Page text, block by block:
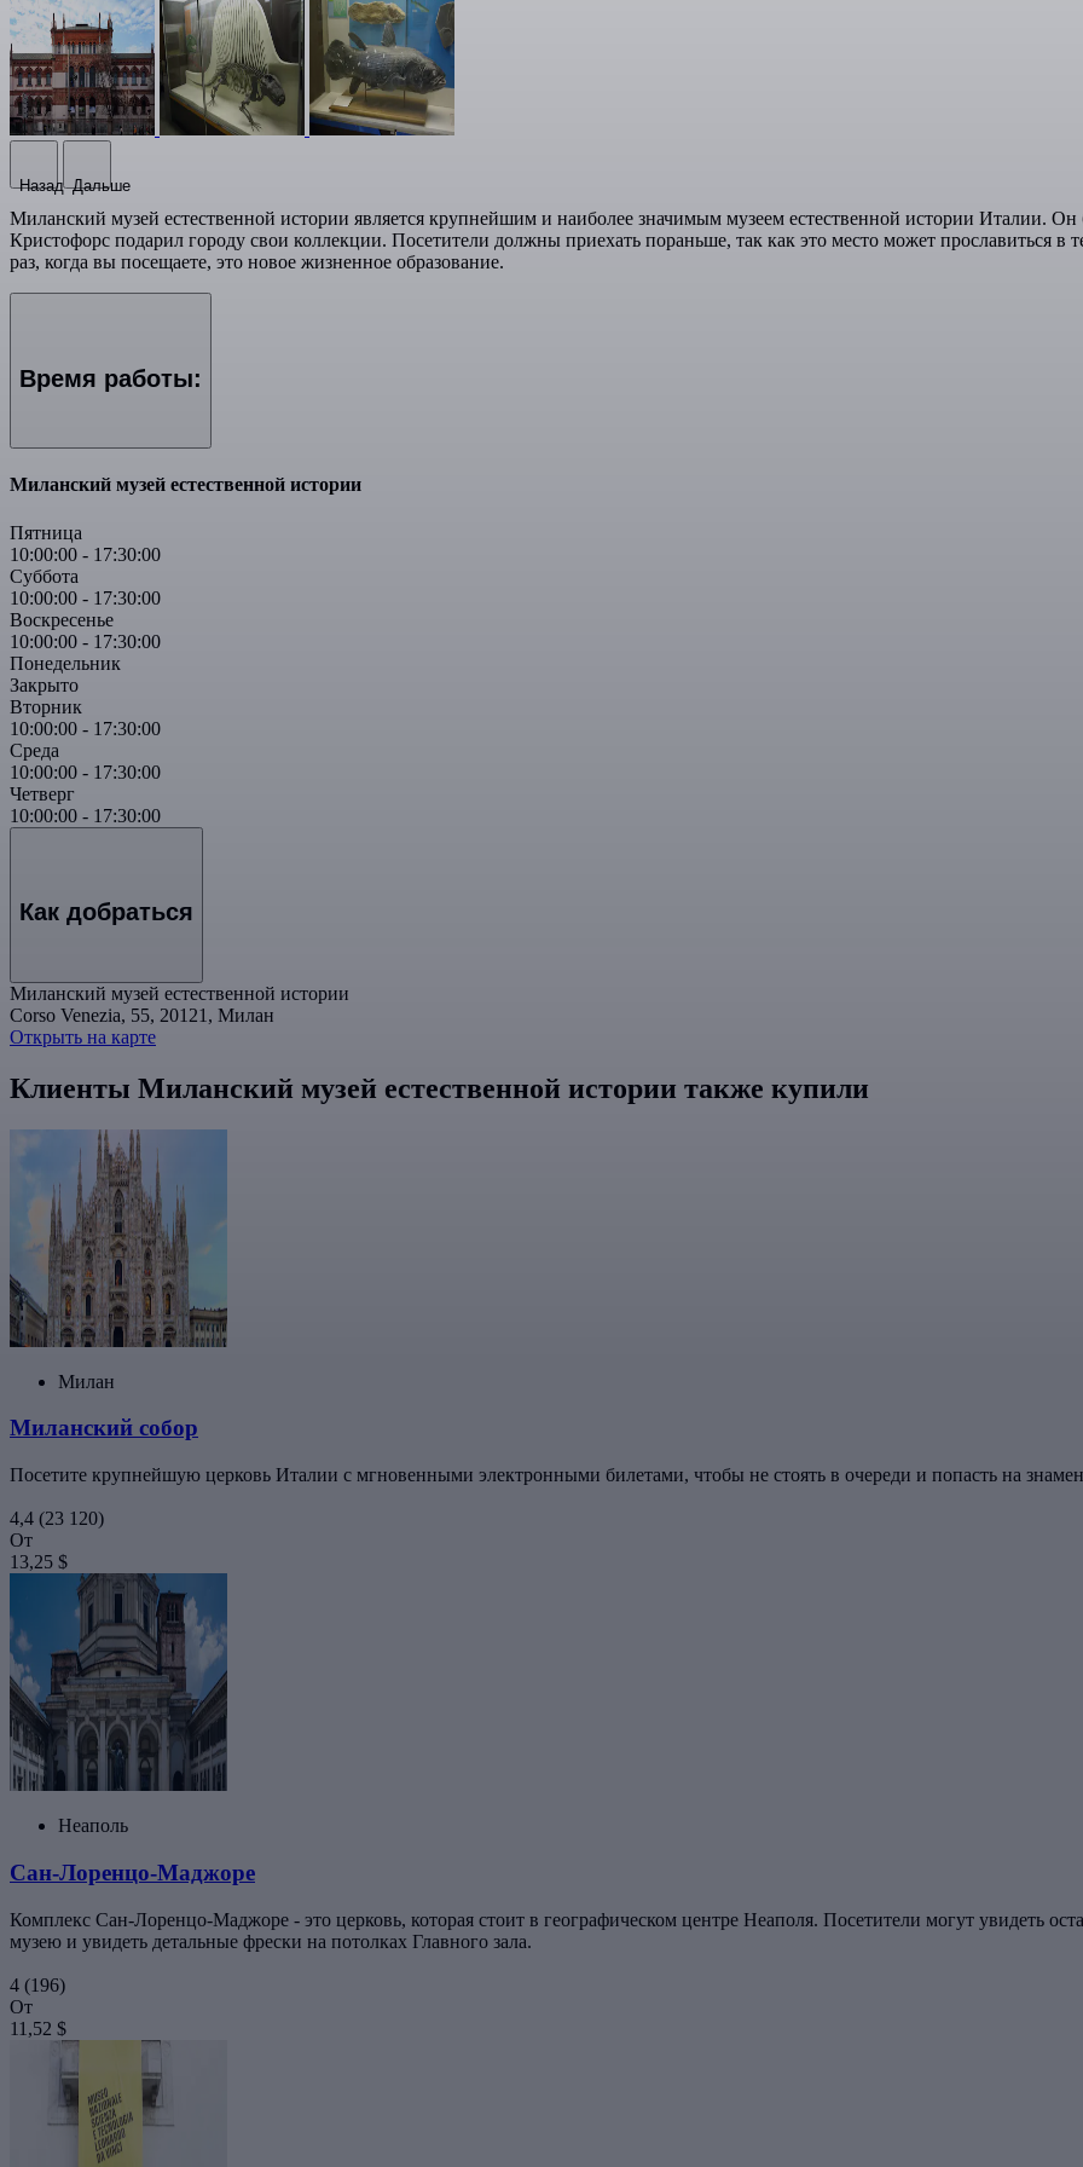
Назад Дальше
Миланский музей естественной истории является крупнейшим и наиболее значимым музеем естественной истории Италии. Он
Кристофорс подарил городу свои коллекции. Посетители должны приехать пораньше, так как это место может прославиться
раз, когда вы посещаете, это новое жизненное образование.
Время работы:
Миланский музей естественной истории
Пятница
10:00:00 - 17:30:00
Суббота
10:00:00 - 17:30:00
Воскресенье
10:00:00 - 17:30:00
Понедельник
Закрыто
Вторник
10:00:00 - 17:30:00
Среда
10:00:00 - 17:30:00
Четверг
10:00:00 - 17:30:00
Как добраться
Миланский музей естественной истории
Corso Venezia, 55, 20121, Милан
Открыть на карте
Клиенты Миланский музей естественной истории также купили
Милан
Миланский собор
Посетите крупнейшую церковь Италии с мгновенными электронными билетами, чтобы не стоять в очереди и попасть на
4,4 (23 120)
От
13,25 $
Неаполь
Сан-Лоренцо-Маджоре
Комплекс Сан-Лоренцо-Маджоре - это церковь, которая стоит в географическом центре Неаполя. Посетители могут увидеть
музею и увидеть детальные фрески на потолках Главного зала.
4 (196)
От
11,52 $